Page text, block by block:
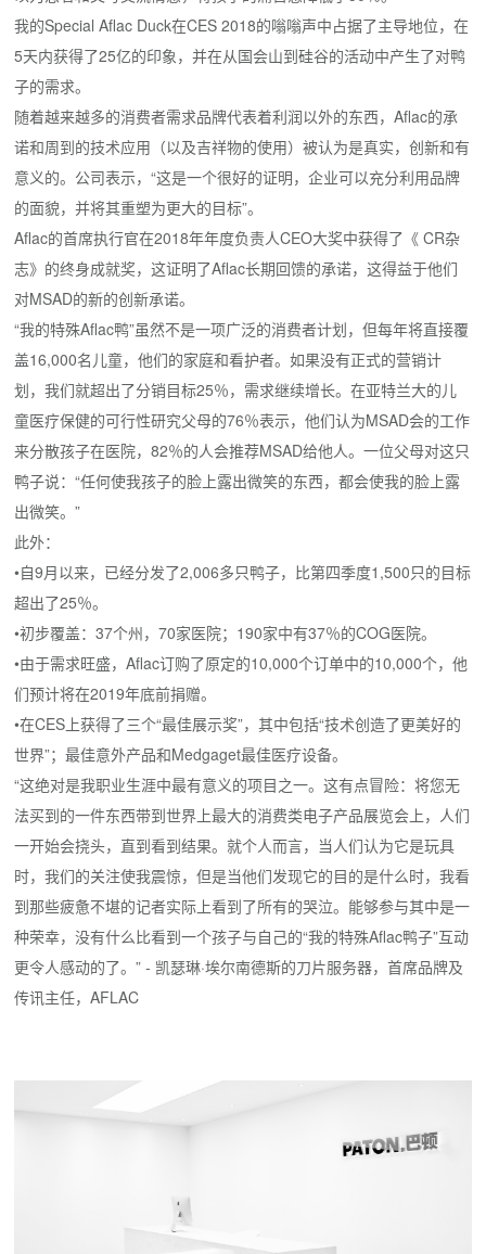
我的Special Aflac Duck在CES 2018的嗡嗡声中占据了主导地位，在
5天内获得了25亿的印象，并在从国会山到硅谷的活动中产生了对鸭
子的需求。
随着越来越多的消费者需求品牌代表着利润以外的东西，Aflac的承
诺和周到的技术应用（以及吉祥物的使用）被认为是真实，创新和有
意义的。 公司表示，“这是一个很好的证明，企业可以充分利用品牌
的面貌，并将其重塑为更大的目标”。
Aflac的首席执行官在2018年年度负责人CEO大奖中获得了《 CR杂
志》的终身成就奖，这证明了Aflac长期回馈的承诺，这得益于他们
对MSAD的新的创新承诺。
“我的特殊Aflac鸭”虽然不是一项广泛的消费者计划，但每年将直接覆
盖16,000名儿童，他们的家庭和看护者。如果没有正式的营销计
划，我们就超出了分销目标25％，需求继续增长。在亚特兰大的儿
童医疗保健的可行性研究父母的76％表示，他们认为MSAD会的工作
来分散孩子在医院，82％的人会推荐MSAD给他人。一位父母对这只
鸭子说：“任何使我孩子的脸上露出微笑的东西，都会使我的脸上露
出微笑。”
此外：
•自9月以来，已经分发了2,006多只鸭子，比第四季度1,500只的目标
超出了25％。
•初步覆盖：37个州，70家医院； 190家中有37％的COG医院。
•由于需求旺盛，Aflac订购了原定的10,000个订单中的10,000个，他
们预计将在2019年底前捐赠。
•在CES上获得了三个“最佳展示奖”，其中包括“技术创造了更美好的
世界”；最佳意外产品和Medgaget最佳医疗设备。
“这绝对是我职业生涯中最有意义的项目之一。这有点冒险：将您无
法买到的一件东西带到世界上最大的消费类电子产品展览会上，人们
一开始会挠头，直到看到结果。就个人而言，当人们认为它是玩具
时，我们的关注使我震惊，但是当他们发现它的目的是什么时，我看
到那些疲惫不堪的记者实际上看到了所有的哭泣。 能够参与其中是一
种荣幸，没有什么比看到一个孩子与自己的“我的特殊Aflac鸭子”互动
更令人感动的了。”- 凯瑟琳·埃尔南德斯的刀片服务器，首席品牌及
传讯主任，AFLAC